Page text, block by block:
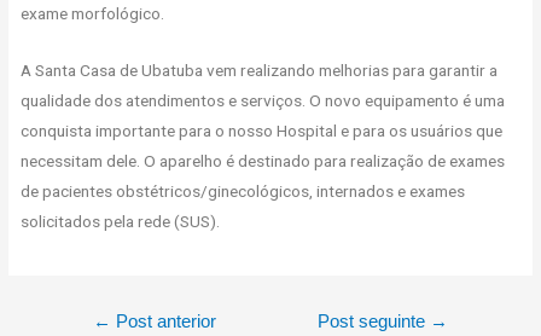
exame morfológico.
A Santa Casa de Ubatuba vem realizando melhorias para garantir a
qualidade dos atendimentos e serviços. O novo equipamento é uma
conquista importante para o nosso Hospital e para os usuários que
necessitam dele. O aparelho é destinado para realização de exames
de pacientes obstétricos/ginecológicos, internados e exames
solicitados pela rede (SUS).
← Post anterior Post seguinte →